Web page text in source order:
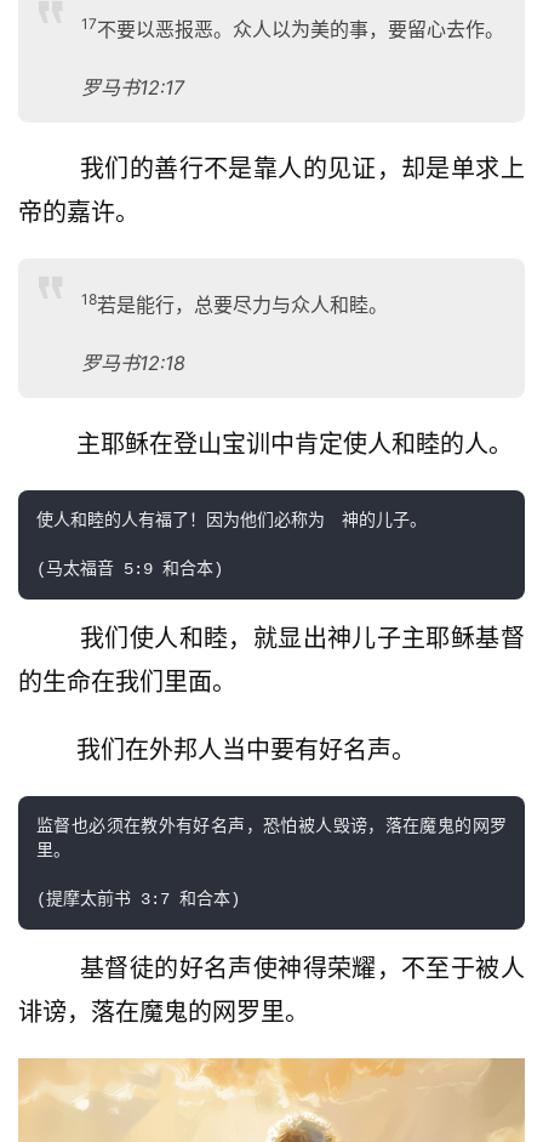
17不要以恶报恶。众人以为美的事，要留心去作。
罗马书12:17
帝的嘉许。
18若是能行，总要尽力与众人和睦。
罗马书12:18
        主耶稣在登山宝训中肯定使人和睦的人。
使人和睦的人有福了！因为他们必称为　神的儿子。
的生命在我们里面。
        我们在外邦人当中要有好名声。
监督也必须在教外有好名声，恐怕被人毁谤，落在魔鬼的网罗
里。
诽谤，落在魔鬼的网罗里。